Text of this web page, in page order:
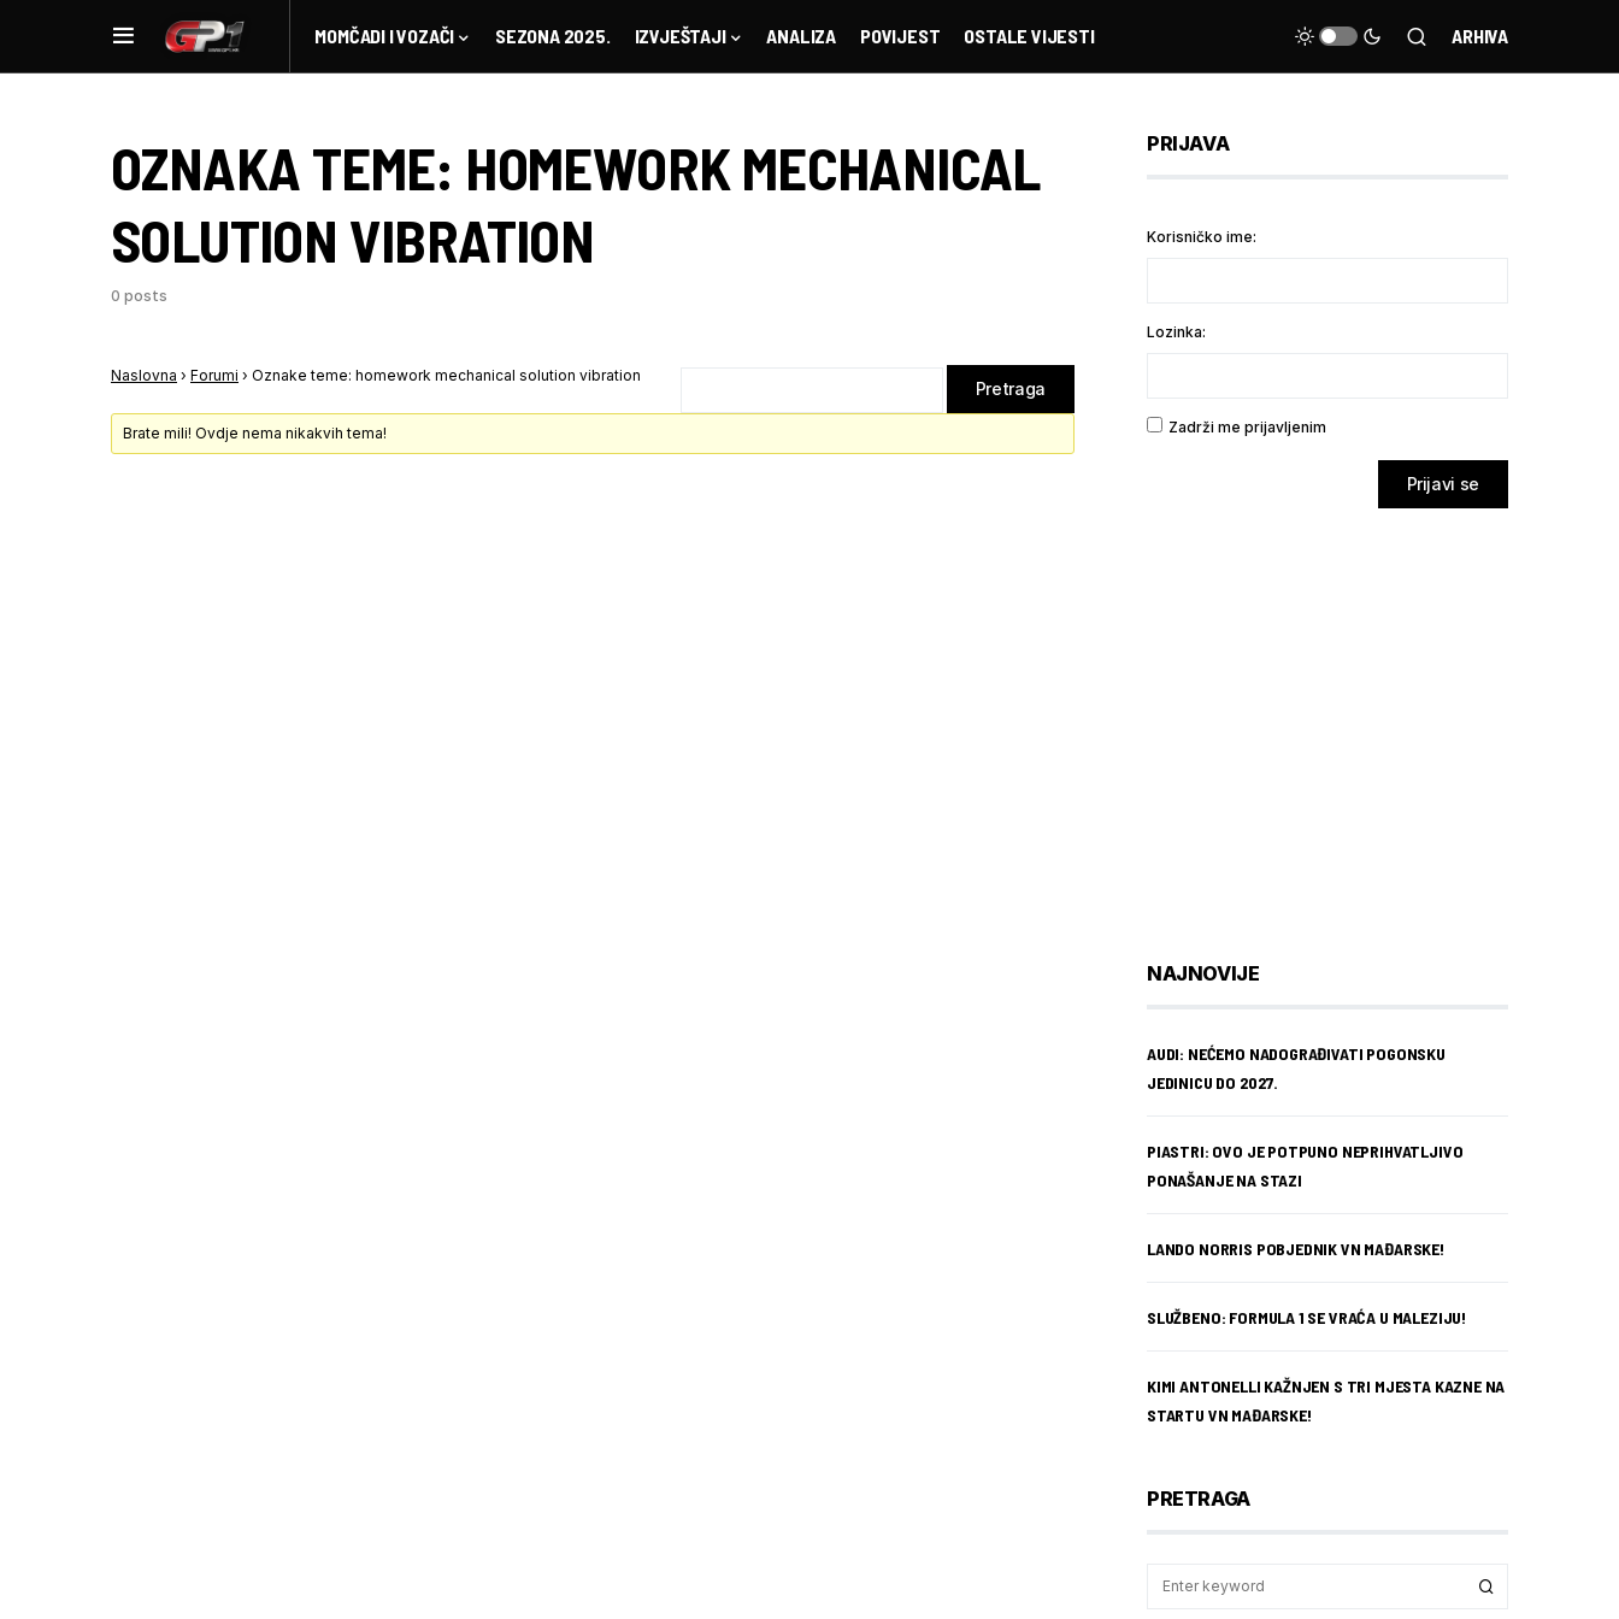
MOMČADI I VOZAČI SEZONA 2025. IZVJEŠTAJI ANALIZA POVIJEST OSTALE VIJESTI ARHIVA
OZNAKA TEME: HOMEWORK MECHANICAL
SOLUTION VIBRATION
0 posts
Naslovna › Forumi › Oznake teme: homework mechanical solution vibration
Brate mili! Ovdje nema nikakvih tema!
PRIJAVA
Korisničko ime:
Lozinka:
Zadrži me prijavljenim
Prijavi se
NAJNOVIJE
AUDI: NEĆEMO NADOGRAĐIVATI POGONSKU
JEDINICU DO 2027.
PIASTRI: OVO JE POTPUNO NEPRIHVATLJIVO
PONAŠANJE NA STAZI
LANDO NORRIS POBJEDNIK VN MAĐARSKE!
SLUŽBENO: FORMULA 1 SE VRAĆA U MALEZIJU!
KIMI ANTONELLI KAŽNJEN S TRI MJESTA KAZNE NA
STARTU VN MAĐARSKE!
PRETRAGA